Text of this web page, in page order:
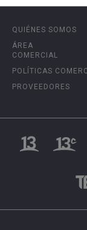
QUIÉNES SOMOS
ÁREA
COMERCIAL
POLÍTICAS
PROVEEDORES